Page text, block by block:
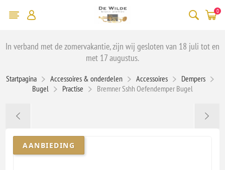
0
In verband met de zomervakantie, zijn wij gesloten van 18 juli tot en
met 17 augustus.
Startpagina Accessoires & onderdelen Accessoires
Dempers
Bugel
Practise Bremner Sshh Oefendemper Bugel
AANBIEDING